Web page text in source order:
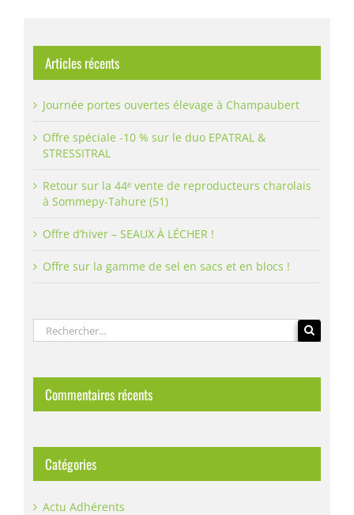
Articles récents
Journée portes ouvertes élevage à Champaubert
Offre spéciale -10 % sur le duo EPATRAL &
STRESSITRAL
Retour sur la 44ᵉ vente de reproducteurs charolais
à Sommepy-Tahure (51)
Offre d’hiver – SEAUX À LÉCHER !
Offre sur la gamme de sel en sacs et en blocs !
Rechercher:
Commentaires récents
Catégories
Actu Adhérents